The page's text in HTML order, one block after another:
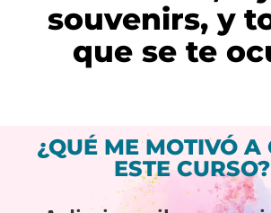
souvenirs, y
que se te
¿QUÉ ME MOTIVÓ A
ESTE CURSO?